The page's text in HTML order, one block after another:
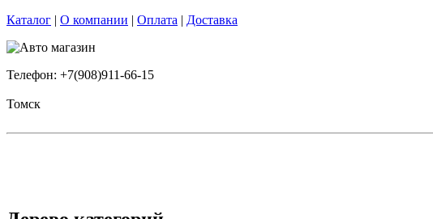
Каталог | О компании | Оплата | Доставка
Телефон: +7(908)911-66-15
Томск